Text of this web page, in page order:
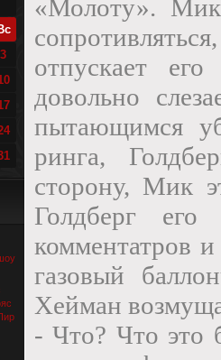
3
«Молоту».
отпускает
довольно
пытающимся
ринга,
сторону, Мик
Голдберг
комментатров
газовый
Хейман
- Что? Что это